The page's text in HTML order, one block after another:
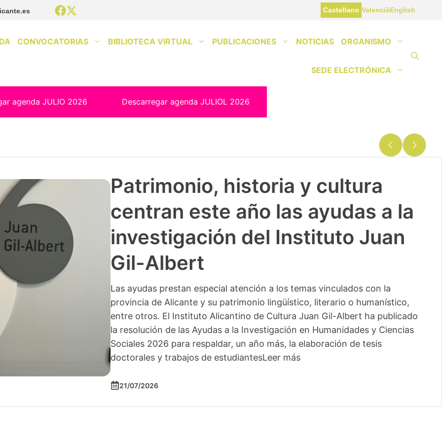
Castellano ValenciàEnglish
CONVOCATORIAS BIBLIOTECA VIRTUAL PUBLICACIONES NOTICIAS ORGANISMO
SEDE ELECTRÓNICA
agenda JULIO 2026 Descarregar agenda JULIOL 2026
Patrimonio, historia y cultura
centran este año las ayudas a la
investigación del Instituto Juan
Gil-Albert
Las ayudas prestan especial atención a los temas vinculados con la
provincia de Alicante y su patrimonio lingüístico, literario o humanístico,
entre otros. El Instituto Alicantino de Cultura Juan Gil-Albert ha publicado
la resolución de las Ayudas a la Investigación en Humanidades y Ciencias
Sociales 2026 para respaldar, un año más, la elaboración de tesis
doctorales y trabajos de estudiantesLeer más
21/07/2026